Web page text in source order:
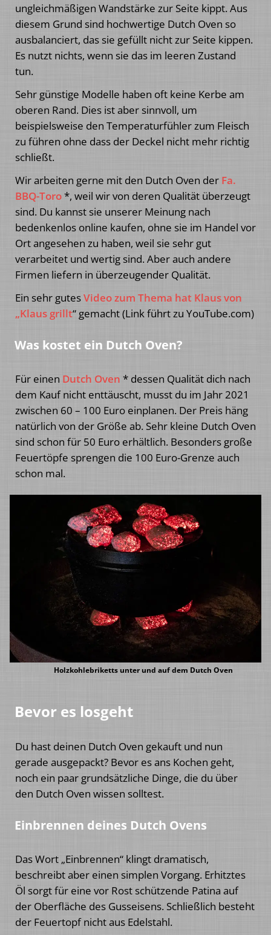
ungleichmäßigen Wandstärke zur Seite kippt. Aus
diesem Grund sind hochwertige Dutch Oven so
ausbalanciert, das sie gefüllt nicht zur Seite kippen.
Es nutzt nichts, wenn sie das im leeren Zustand
tun.
Sehr günstige Modelle haben oft keine Kerbe am
oberen Rand. Dies ist aber sinnvoll, um
beispielsweise den Temperaturfühler zum Fleisch
zu führen ohne dass der Deckel nicht mehr richtig
schließt.
Wir arbeiten gerne mit den Dutch Oven der Fa.
BBQ-Toro*, weil wir von deren Qualität überzeugt
sind. Du kannst sie unserer Meinung nach
bedenkenlos online kaufen, ohne sie im Handel vor
Ort angesehen zu haben, weil sie sehr gut
verarbeitet und wertig sind. Aber auch andere
Firmen liefern in überzeugender Qualität.
Ein sehr gutesVideo zum Thema hat Klaus von
„Klaus grillt“ gemacht (Link führt zu YouTube.com)
Was kostet ein Dutch Oven?
Für einen Dutch Oven * dessen Qualität dich nach
dem Kauf nicht enttäuscht, musst du im Jahr 2021
zwischen 60 – 100 Euro einplanen. Der Preis häng
natürlich von der Größe ab. Sehr kleine Dutch Oven
sind schon für 50 Euro erhältlich. Besonders große
Feuertöpfe sprengen die 100 Euro-Grenze auch
schon mal.
Holzkohlebriketts unter und auf dem Dutch Oven
Bevor es losgeht
Du hast deinen Dutch Oven gekauft und nun
gerade ausgepackt? Bevor es ans Kochen geht,
noch ein paar grundsätzliche Dinge, die du über
den Dutch Oven wissen solltest.
Einbrennen deines Dutch Ovens
Das Wort „Einbrennen“ klingt dramatisch,
beschreibt aber einen simplen Vorgang. Erhitztes
Öl sorgt für eine vor Rost schützende Patina auf
der Oberfläche des Gusseisens. Schließlich besteht
der Feuertopf nicht aus Edelstahl.